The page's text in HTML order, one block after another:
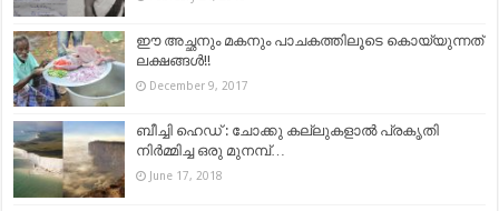
ഈ അച്ഛനും മകനും പാചകത്തിലൂടെ കൊയ്യുന്നത്
ലക്ഷങ്ങൾ!!
December 9, 2017
ബീച്ചി ഹെഡ് : ചോക്കു കല്ലുകളാൽ പ്രകൃതി
നിർമ്മിച്ച ഒരു മുനമ്പ്…
June 17, 2018